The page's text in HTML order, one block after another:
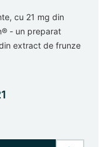
cu 21 mg din
- un preparat
extract de frunze